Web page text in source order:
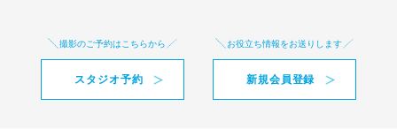
撮影のご予約はこちらから
スタジオ予約
お役立ち情報をお送りします
新規会員登録